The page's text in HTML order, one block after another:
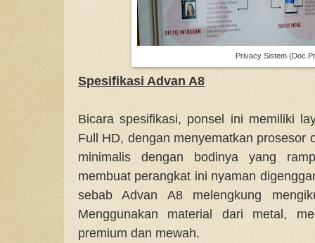
Privacy Sistem
Spesifikasi Advan A8
Bicara spesifikasi, ponsel ini memiliki
Full HD, dengan menyematkan prosesor
minimalis dengan bodinya yang
membuat perangkat ini nyaman
sebab Advan A8 melengkung
Menggunakan material dari metal,
premium dan mewah.